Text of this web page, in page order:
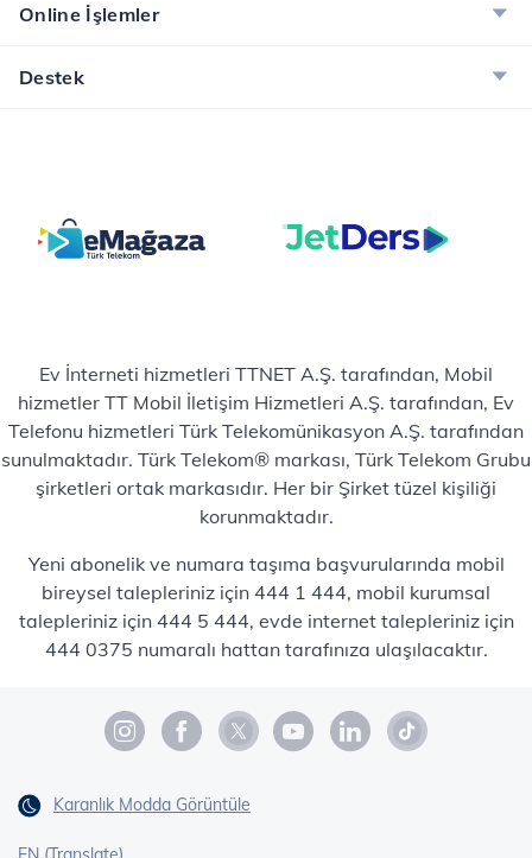
Online İşlemler
Destek
Ev İnterneti hizmetleri TTNET A.Ş. tarafından, Mobil
hizmetler TT Mobil İletişim Hizmetleri A.Ş. tarafından, Ev
Telefonu hizmetleri Türk Telekomünikasyon A.Ş. tarafından
sunulmaktadır. Türk Telekom® markası, Türk Telekom Grubu
şirketleri ortak markasıdır. Her bir Şirket tüzel kişiliği
korunmaktadır.
Yeni abonelik ve numara taşıma başvurularında mobil
bireysel talepleriniz için 444 1 444, mobil kurumsal
talepleriniz için 444 5 444, evde internet talepleriniz için
444 0375 numaralı hattan tarafınıza ulaşılacaktır.
Karanlık Modda Görüntüle